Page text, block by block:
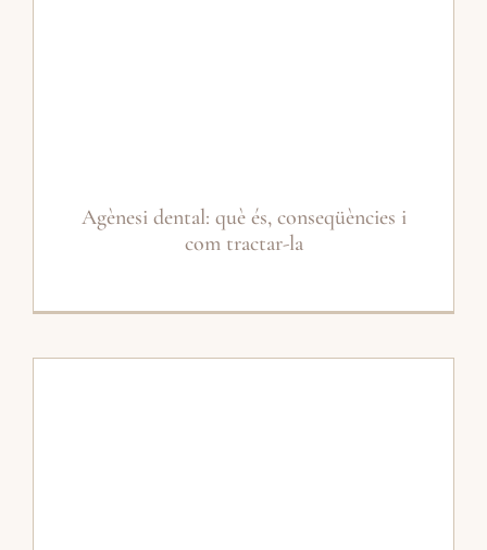
Agènesi dental: què és, conseqüències i
com tractar-la